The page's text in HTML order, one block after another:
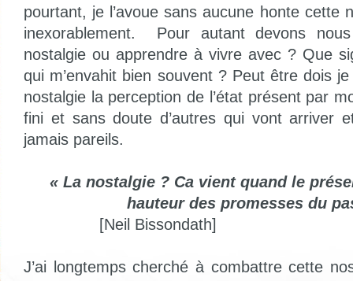
pourtant, je l’avoue sans aucune honte cette
inexorablement.
Pour autant devons
nostalgie ou apprendre à vivre avec ? Que
qui m’envahit bien souvent ? Peut être dois
nostalgie la perception de l’état présent par
fini et sans doute d’autres qui vont arriver
jamais pareils.
« La nostalgie ? Ca vient quand le
hauteur des promesses du
[Neil Bissondath]
J’ai longtemps cherché à combattre cette